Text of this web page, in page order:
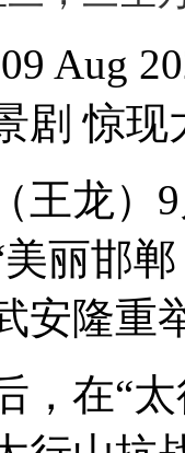
Aug
剧 惊
王龙）
丽邯
安隆重
，在“